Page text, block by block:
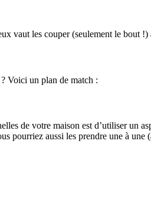
vaut les couper (seulement le bout
Voici un plan de match :
de votre maison est d’utiliser un
pourriez aussi les prendre une à